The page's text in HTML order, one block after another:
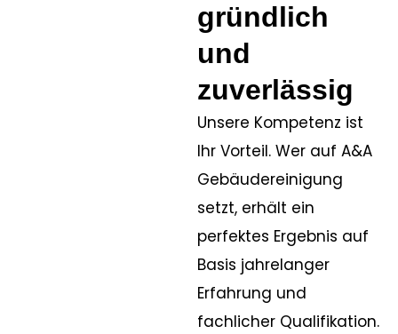
gründlich
und
zuverlässig
Unsere Kompetenz ist
Ihr Vorteil. Wer auf A&A
Gebäudereinigung
setzt, erhält ein
perfektes Ergebnis auf
Basis jahrelanger
Erfahrung und
fachlicher Qualifikation.